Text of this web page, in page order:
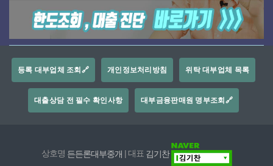
등록 대부업체 조회🔗 개인정보처리방침 위탁 대부업체 목록
대출상담 전 필수 확인사항 대부금융판매원 명부조회🔗
상호명 든든론대부중개 | 대표김기찬